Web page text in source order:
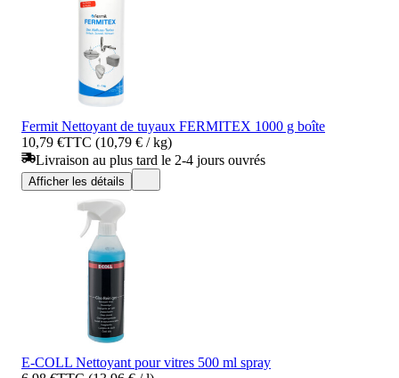
Fermit Nettoyant de tuyaux FERMITEX 1000 g boîte
10,79 €TTC (10,79 € / kg)
Livraison au plus tard le 2-4 jours ouvrés
Afficher les détails
E-COLL Nettoyant pour vitres 500 ml spray